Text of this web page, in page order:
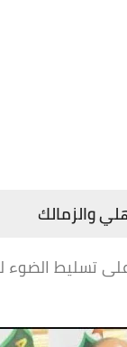
والزمالك
تسليط الضوء